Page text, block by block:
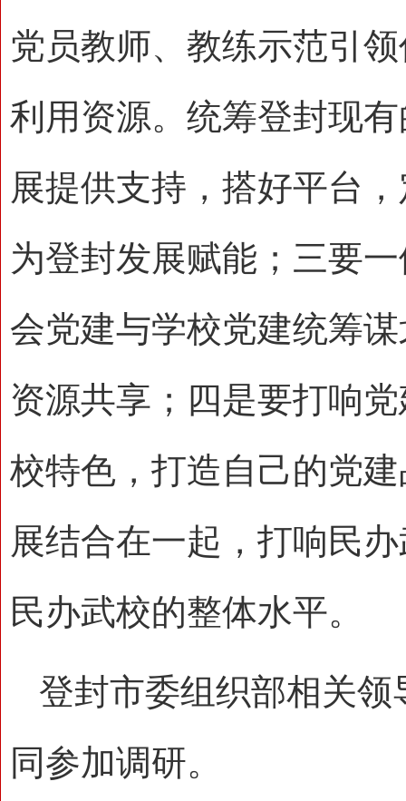
党员教师、教练示范引
利用资源。统筹登封现
展提供支持，搭好平台
为登封发展赋能；三要
会党建与学校党建统筹
资源共享；四是要打响
校特色，打造自己的党
展结合在一起，打响民
民办武校的整体水平。
登封市委组织部相关
同参加调研。